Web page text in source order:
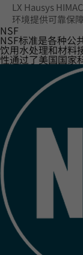
LX Hausys
环境提供可靠保障
NSF
NSF标准是各种公
饮用水处理和材料
性通过了美国国家